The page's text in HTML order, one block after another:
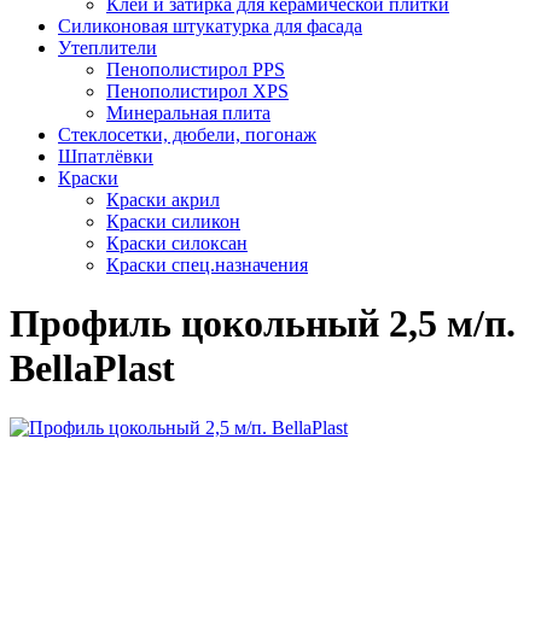
Клей и затирка для керамической плитки
Силиконовая штукатурка для фасада
Утеплители
Пенополистирол PPS
Пенополистирол XPS
Минеральная плита
Стеклосетки, дюбели, погонаж
Шпатлёвки
Краски
Краски акрил
Краски силикон
Краски силоксан
Краски спец.назначения
Профиль цокольный 2,5 м/п.
BellaPlast